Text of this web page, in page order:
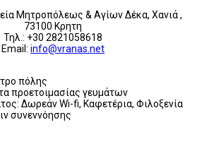
Μητροπόλεως & Αγίων Δέκα, Χανιά ,
73100 Κρητη
Τηλ.: +30 2821058618
Email: info@vranas.net
πόλης
προετοιμασίας γευμάτων
Δωρεάν Wi-fi, Καφετέρια, Φιλοξενία
συνεννόησης